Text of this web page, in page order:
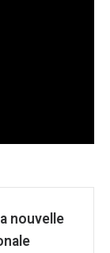
nouvelle